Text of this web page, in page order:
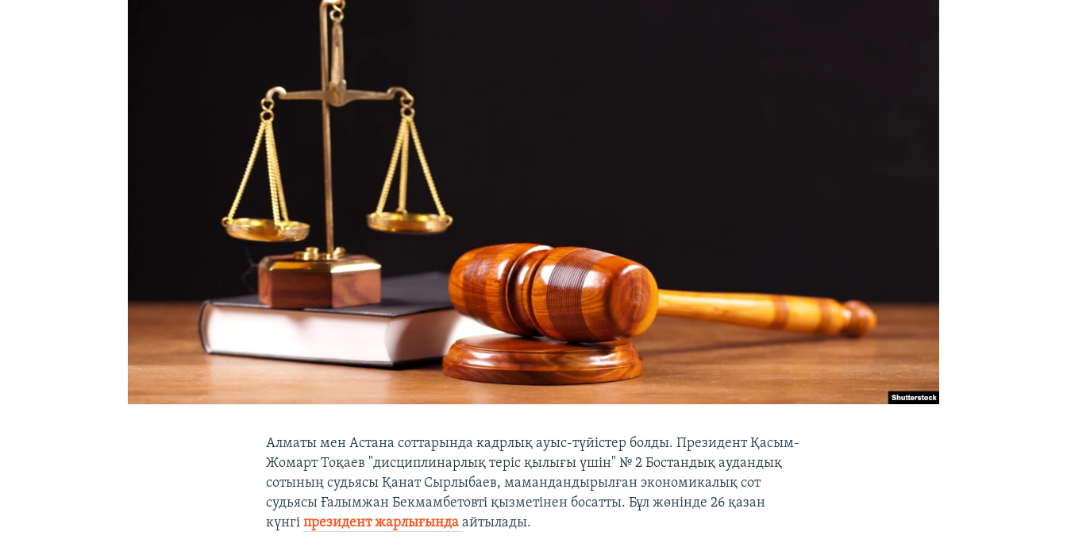
Алматы мен Астана соттарында кадрлық ауыс-түйістер болды. Президент Қасым-
Жомарт Тоқаев "дисциплинарлық теріс қылығы үшін" № 2 Бостандық аудандық
сотының судьясы Қанат Сырлыбаев, мамандандырылған экономикалық сот
судьясы Ғалымжан Бекмамбетовті қызметінен босатты. Бұл жөнінде 26 қазан
күнгіпрезидент жарлығында айтылады.